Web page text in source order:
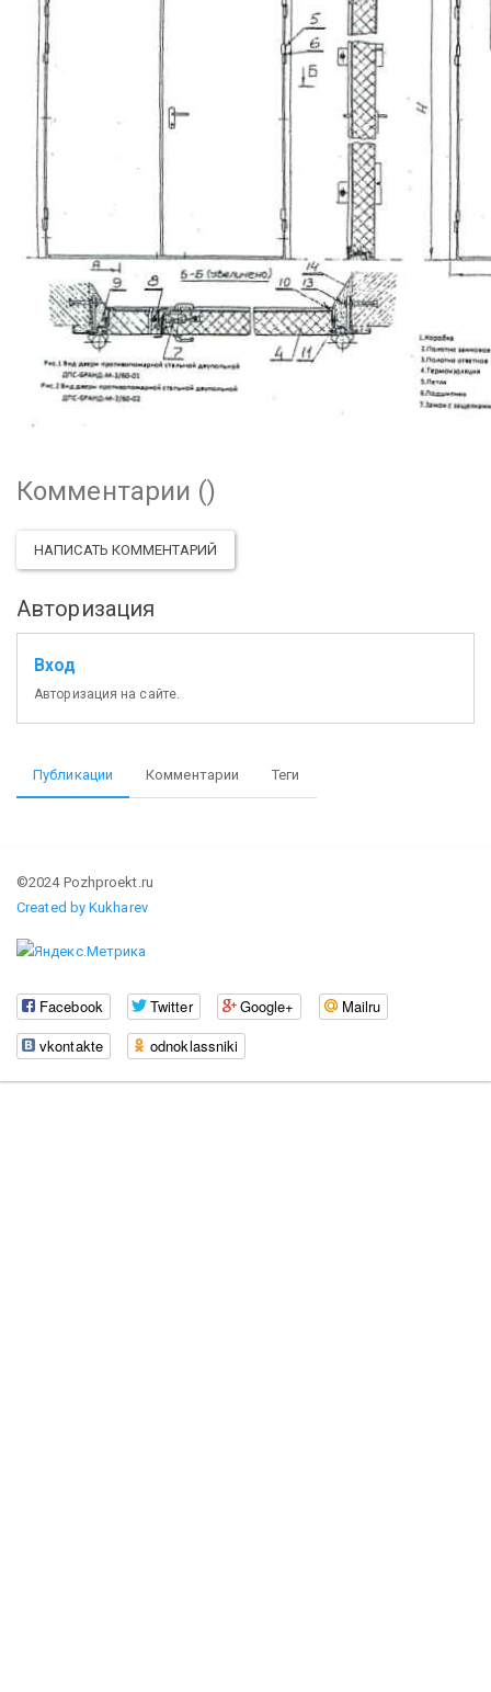
Комментарии ()
НАПИСАТЬ КОММЕНТАРИЙ
Авторизация
Вход
Авторизация на сайте.
Публикации Комментарии Теги
©2024 Pozhproekt.ru
Created by Kukharev
Facebook Twitter Google+
Mailru
vkontakte
odnoklassniki